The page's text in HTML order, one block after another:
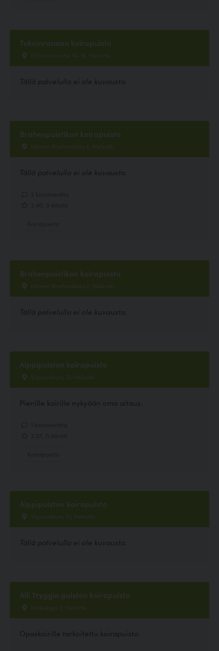
Tokoinrannan koirapuisto
Eläintarhantie 14-18, Helsinki
Tällä palvelulla ei ole kuvausta.
Brahenpuistikon koirapuisto
Itäinen Brahenkatu 2, Helsinki
Tällä palvelulla ei ole kuvausta.
Brahenpuistikon koirapuisto
Itäinen Brahenkatu 2, Helsinki
Tällä palvelulla ei ole kuvausta.
Alppipuiston koirapuisto
Viipurinkatu 31, Helsinki
Pienille koirille nykyään oma aitaus.
Alppipuiston koirapuisto
Viipurinkatu 31, Helsinki
Tällä palvelulla ei ole kuvausta.
Alli Tryggin puiston koirapuisto
Kaikukuja 7, Helsinki
Opaskoirille tarkoitettu koirapuisto.